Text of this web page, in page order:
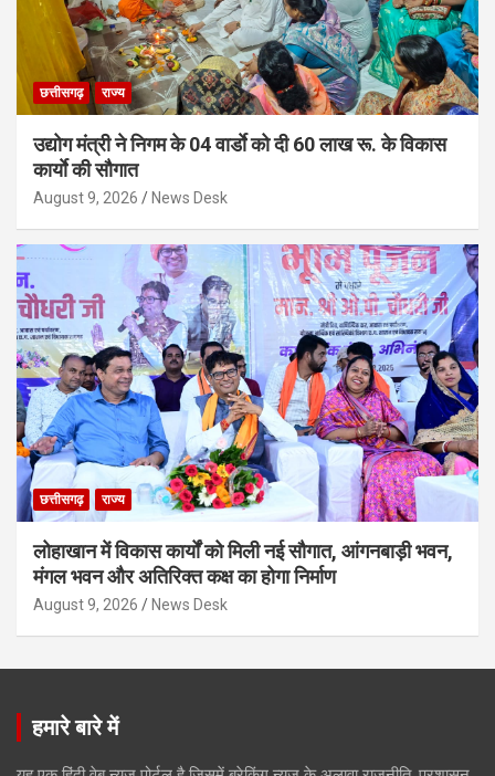
छत्तीसगढ़ राज्य
उद्योग मंत्री ने निगम के 04 वार्डाे को दी 60 लाख रू. के विकास
कार्याे की सौगात
August 9, 2026 News Desk
छत्तीसगढ़ राज्य
लोहाखान में विकास कार्यों को मिली नई सौगात, आंगनबाड़ी भवन,
मंगल भवन और अतिरिक्त कक्ष का होगा निर्माण
August 9, 2026 News Desk
हमारे बारे में